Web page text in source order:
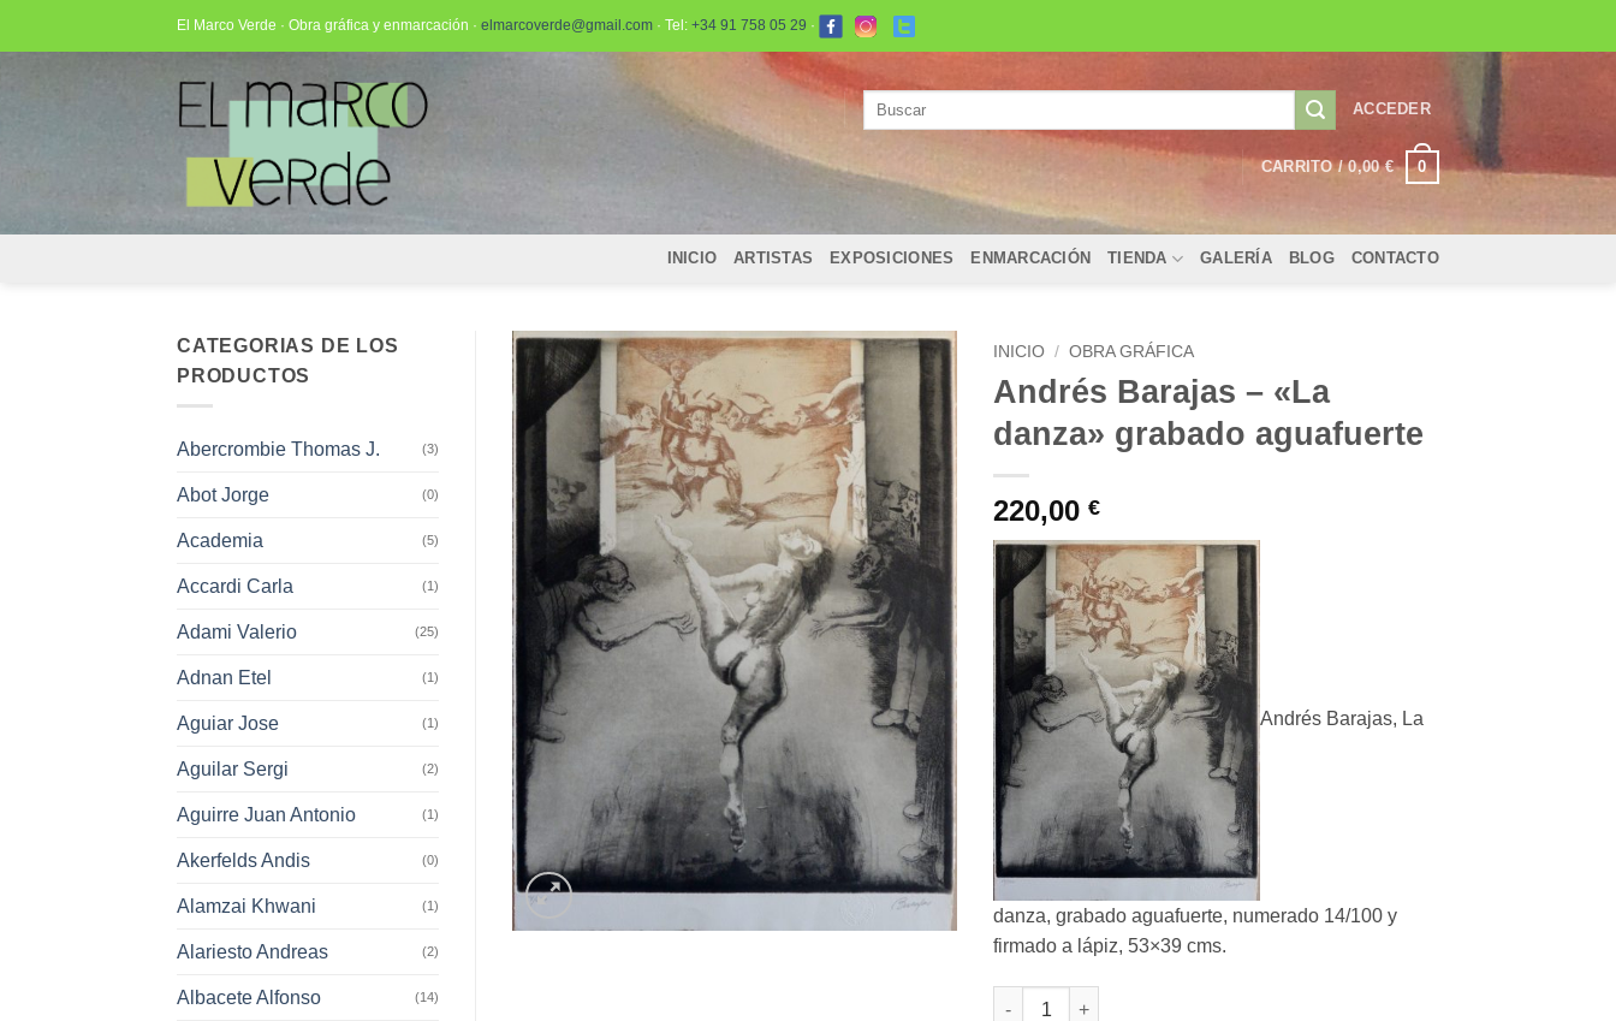
El Marco Verde · Obra gráfica y enmarcación · elmarcoverde@gmail.com · Tel: +34 91 758 05 29 ·
ACCEDER
CARRITO /0,00€ 0
INICIO ARTISTAS EXPOSICIONES ENMARCACIÓN TIENDA GALERÍA BLOG CONTACTO
CATEGORIAS DE LOS
PRODUCTOS
Abercrombie Thomas J. (3)
Abot Jorge (0)
Academia (5)
Accardi Carla (1)
Adami Valerio (25)
Adnan Etel (1)
Aguiar Jose (1)
Aguilar Sergi (2)
Aguirre Juan Antonio (1)
Akerfelds Andis (0)
Alamzai Khwani (1)
Alariesto Andreas (2)
Albacete Alfonso (14)
INICIO / OBRA GRÁFICA
Andrés Barajas – «La
danza» grabado aguafuerte
220,00€
Andrés Barajas, La
danza, grabado aguafuerte, numerado 14/100 y
firmado a lápiz, 53×39 cms.
Andrés Barajas - "La danza" grabado aguafuerte cantidad